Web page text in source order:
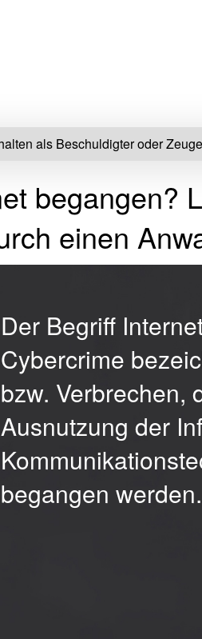
als Beschuldigter oder Zeuge
begangen?
einen
Der Begriff
Cybercrime
bzw. Verbrechen,
Ausnutzung der
begangen werden.